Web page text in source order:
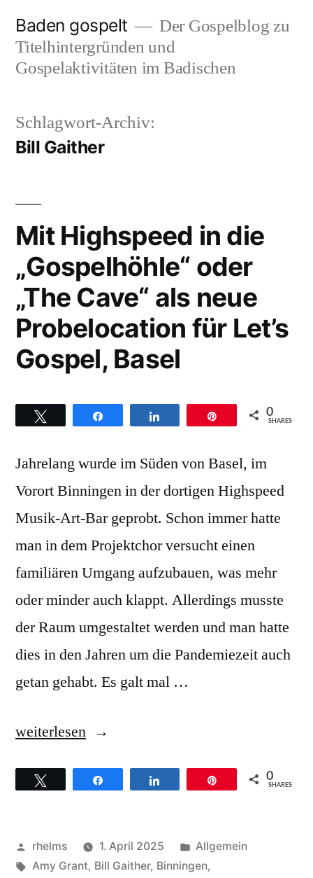
Inhalt
springen
Baden gospelt
Der Gospelblog zu
Titelhintergründen und
Gospelaktivitäten im Badischen
Schlagwort-Archiv:
Bill Gaither
Mit Highspeed in die
„Gospelhöhle“ oder
„The Cave“ als neue
Probelocation für Let’s
Gospel, Basel
0
SHARES
Jahrelang wurde im Süden von Basel, im
Vorort Binningen in der dortigen Highspeed
Musik-Art-Bar geprobt. Schon immer hatte
man in dem Projektchor versucht einen
familiären Umgang aufzubauen, was mehr
oder minder auch klappt. Allerdings musste
der Raum umgestaltet werden und man hatte
dies in den Jahren um die Pandemiezeit auch
getan gehabt. Es galt mal …
„Mit
in
„Gospelhöhle“
oder
weiterlesen
0
SHARES
Veröffentlicht
von
rhelms 1. April 2025
Veröffentlicht
unter
Allgemein
Schlagwörter:
Amy Grant, Bill Gaither, Binningen,